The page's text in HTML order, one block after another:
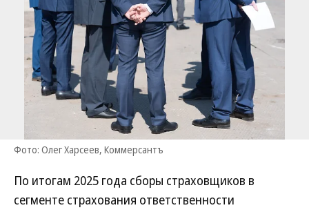
Фото: Олег Харсеев, Коммерсантъ
По итогам 2025 года сборы страховщиков в
сегменте страхования ответственности